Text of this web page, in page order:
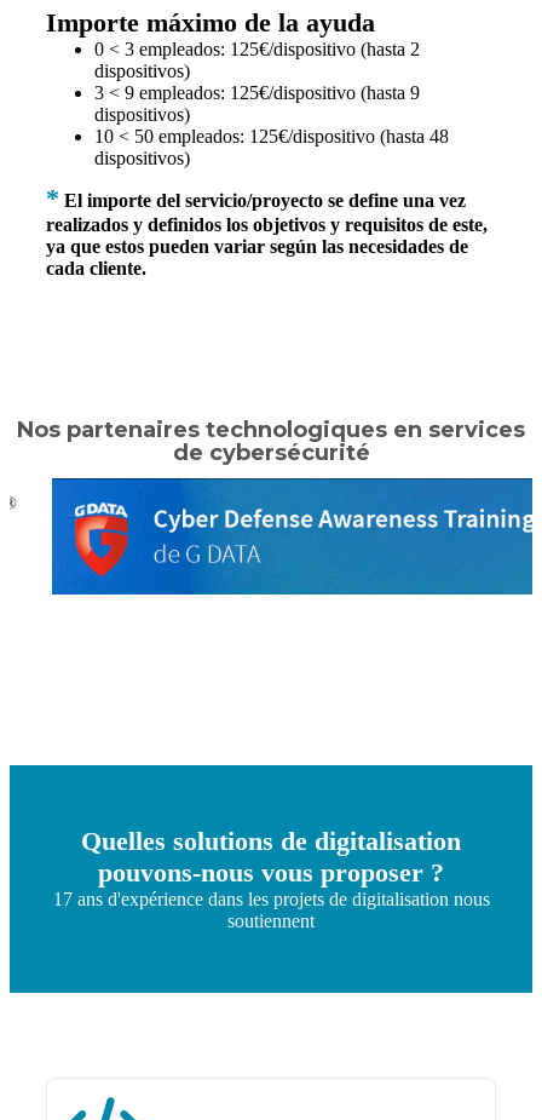
Importe máximo de la ayuda
0 < 3 empleados: 125€/dispositivo (hasta 2
dispositivos)
3 < 9 empleados: 125€/dispositivo (hasta 9
dispositivos)
10 < 50 empleados: 125€/dispositivo (hasta 48
dispositivos)
* El importe del servicio/proyecto se define una vez
realizados y definidos los objetivos y requisitos de este,
ya que estos pueden variar según las necesidades de
cada cliente.
Nos partenaires technologiques en services
de cybersécurité
Quelles solutions de digitalisation
pouvons-nous vous proposer ?
17 ans d'expérience dans les projets de digitalisation nous
soutiennent